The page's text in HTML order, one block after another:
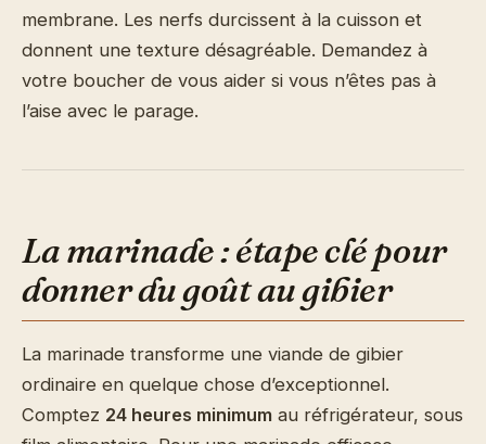
membrane. Les nerfs durcissent à la cuisson et
donnent une texture désagréable. Demandez à
votre boucher de vous aider si vous n’êtes pas à
l’aise avec le parage.
La marinade : étape clé pour
donner du goût au gibier
La marinade transforme une viande de gibier
ordinaire en quelque chose d’exceptionnel.
Comptez 24 heures minimum au réfrigérateur, sous